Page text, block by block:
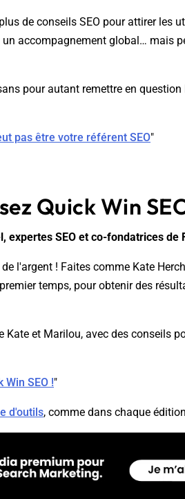
de conseils SEO pour attirer les
accompagnement global… mais
pour autant remettre en
pas être votre référent SEO"
Quick Win
expertes SEO et co-fondatrices de
l'argent ! Faites comme Kate
temps, pour obtenir des
Kate et Marilou, avec des conseils
Win SEO !"
d'outils, comme dans chaque